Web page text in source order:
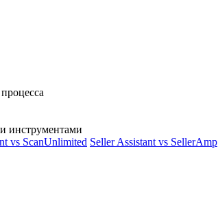
инструментами
vs ScanUnlimited Seller Assistant vs SellerAmp